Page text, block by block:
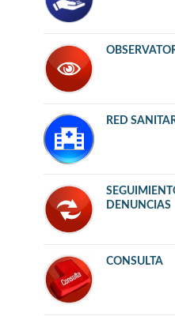
RED
DENUNCIAS
CONSULTA